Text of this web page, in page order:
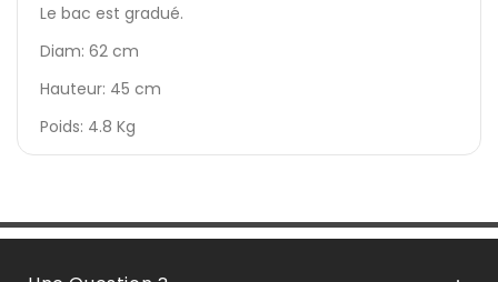
Le bac est gradué.
Diam: 62 cm
Hauteur: 45 cm
Poids: 4.8 Kg